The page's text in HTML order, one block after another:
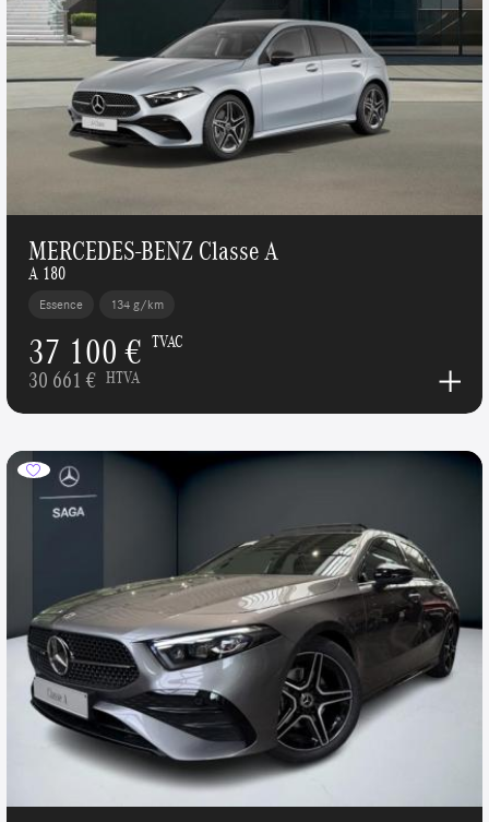
MERCEDES-BENZ Classe A
A 180
Essence 134 g/km
37 100 € TVAC
30 661 € HTVA